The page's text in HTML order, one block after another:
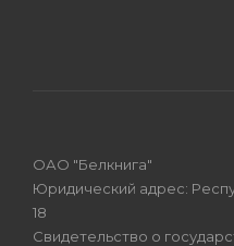
ОАО "Белкнига"
Юридический адрес:
18
Свидетельство о